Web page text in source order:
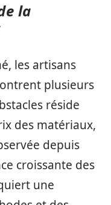
la
les artisans
plusieurs
réside
des matériaux,
depuis
croissante des
une